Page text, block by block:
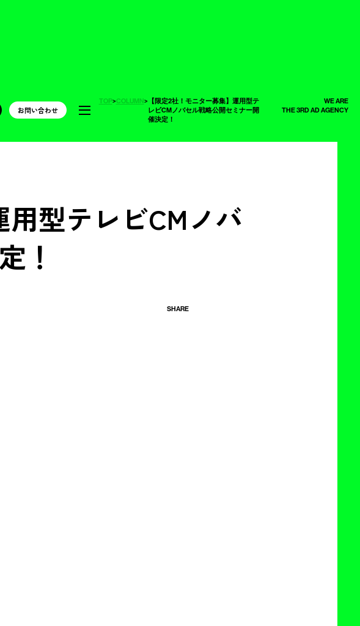
お問い合わせ
TOP>COLUMN> 【限定2社！モニター募集】運用型テ
レビCMノバセル戦略公開セミナー開
催決定！
WE ARE
THE 3RD AD AGENCY
用型テレビCMノバ
！
SHARE